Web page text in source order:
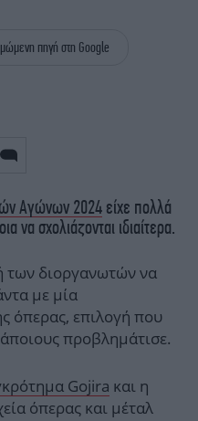
πηγή στη Google
Αγώνων 2024 είχε πολλά
να σχολιάζονται ιδιαίτερα.
των διοργανωτών να
με μία
όπερας, επιλογή που
προβλημάτισε.
Gojira και η
όπερας και μέταλ